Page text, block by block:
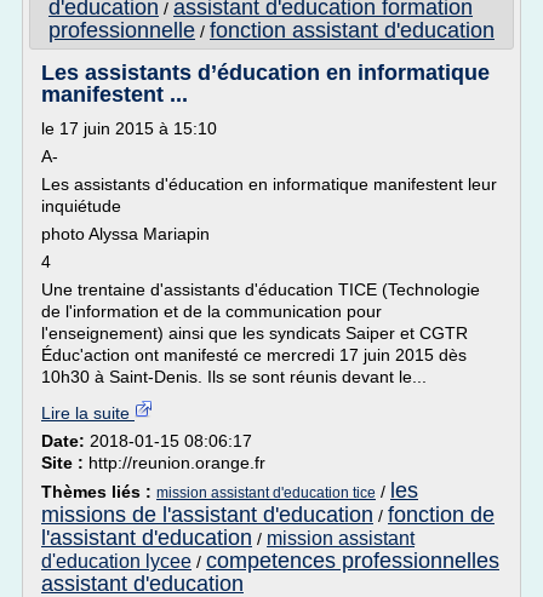
d'education / assistant d'education formation
professionnelle / fonction assistant d'education
Les assistants d’éducation en informatique
manifestent ...
le 17 juin 2015 à 15:10
A-
Les assistants d'éducation en informatique manifestent leur
inquiétude
photo Alyssa Mariapin
4
Une trentaine d'assistants d'éducation TICE (Technologie
de l'information et de la communication pour
l'enseignement) ainsi que les syndicats Saiper et CGTR
Éduc'action ont manifesté ce mercredi 17 juin 2015 dès
10h30 à Saint-Denis. Ils se sont réunis devant le...
Lire la suite
Date: 2018-01-15 08:06:17
Site : http://reunion.orange.fr
Thèmes liés : mission assistant d'education tice / les
missions de l'assistant d'education / fonction de
l'assistant d'education / mission assistant
d'education lycee / competences professionnelles
assistant d'education